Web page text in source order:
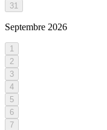
31
Septembre 2026
1
2
3
4
5
6
7